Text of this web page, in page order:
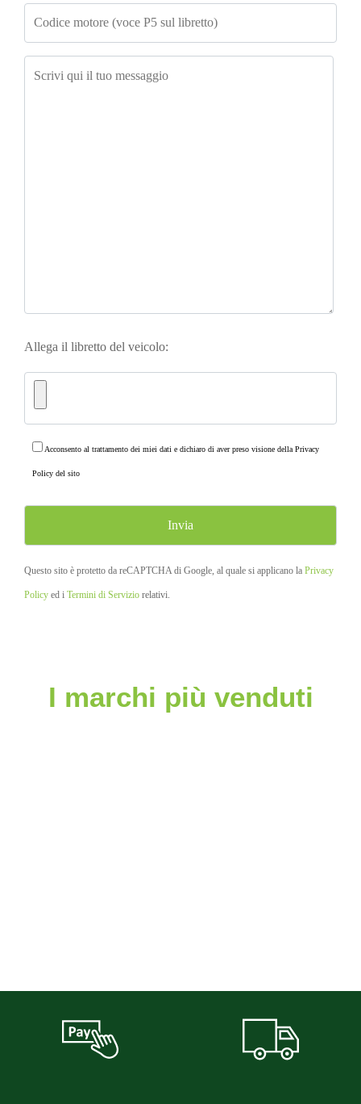
Allega il libretto del veicolo:
Acconsento al trattamento dei miei dati e dichiaro di aver preso visione dellaPrivacy
Policy del sito
Questo sito è protetto da reCAPTCHA di Google, al quale si applicano la Privacy
Policy ed i Termini di Servizio relativi.
I marchi più venduti